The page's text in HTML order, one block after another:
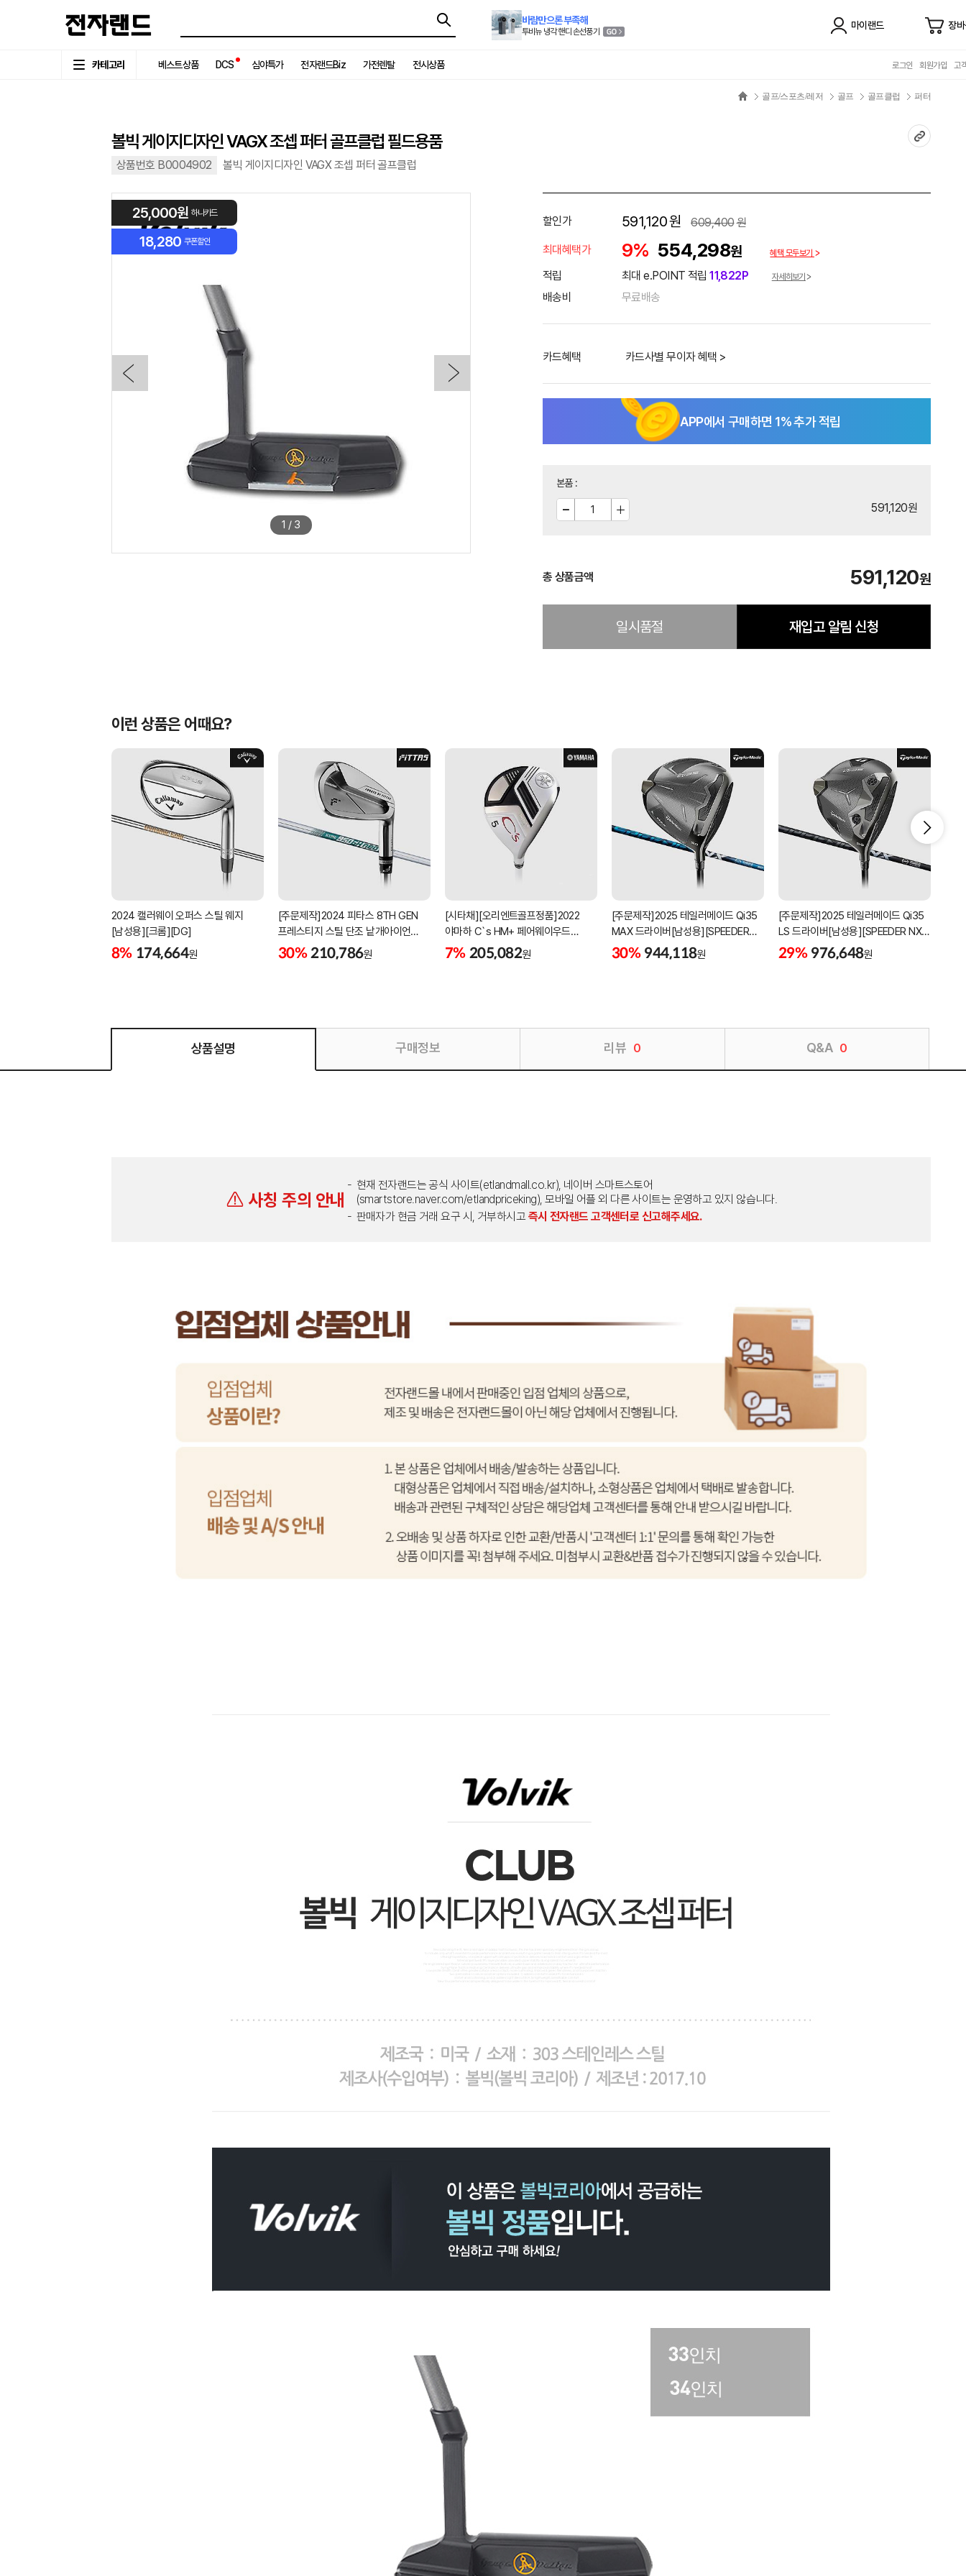
바람만으론 부족해
투비뉴 냉각 핸디 손선풍기
마이랜드 장
카테고리 베스트상품 DCS 심야특가 전자랜드Biz 가전렌탈 전시상품 로그인 회원가입 고
골프/스포츠/레저 골프 골프클럽 퍼터
볼빅 게이지디자인 VAGX 조셉 퍼터 골프클럽 필드용품
상품번호 B0004902 볼빅 게이지디자인 VAGX 조셉 퍼터 골프클럽
25,000원 하나카드
18,280 쿠폰할인
1 / 3
할인가 591,120원 609,400원
최대혜택가
9% 554,298원 혜택 모두보기
적립 최대 e.POINT 적립11,822P 자세히보기
배송비 무료배송
카드혜택 카드사별 무이자 혜택 >
APP에서 구매하면 1% 추가 적립
본품:
591,120원
총 상품금액 591,120원
일시품절 재입고 알림 신청
이런 상품은 어때요?
2024 캘러웨이 오퍼스 스틸 웨지
[남성용][크롬][DG]
8% 174,664원
[주문제작]2024 피타스 8TH GEN
프레스티지 스틸 단조 낱개아이언
[남성용][4번][NSPRO950GH NEO]
30% 210,786원
[시타채][오리엔트골프정품]2022
야마하 C`s HM+ 페어웨이우드
[여성용][화이트][C`s HM+
7% 205,082원
[주문제작]2025 테일러메이드 Qi35
MAX 드라이버[남성용][SPEEDER
NX]
30% 944,118원
[주문제작]2025 테일러메이드 Qi35
LS 드라이버[남성용][SPEEDER NX
BLACK]
29% 976,648원
상품설명 구매정보 리뷰 0 Q&A 0
사칭 주의 안내
현재 전자랜드는 공식 사이트(etlandmall.co.kr), 네이버 스마트스토어
(smartstore.naver.com/etlandpriceking), 모바일 어플 외 다른 사이트는 운영하고 있지 않습니다.
판매자가 현금 거래 요구 시, 거부하시고 즉시 전자랜드 고객센터로 신고해주세요.